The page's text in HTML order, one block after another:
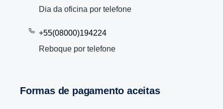
Dia da oficina por telefone
+55(08000)194224
Reboque por telefone
Formas de pagamento aceitas